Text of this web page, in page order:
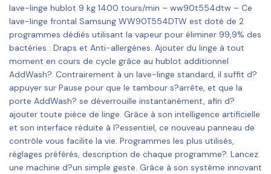
lave-linge hublot 9 kg 1400 tours/min – ww90t554dtw – Ce
lave-linge frontal Samsung WW90T554DTW est doté de 2
programmes dédiés utilisant la vapeur pour éliminer 99,9% des
bactéries : Draps et Anti-allergènes. Ajouter du linge à tout
moment en cours de cycle grâce au hublot additionnel
AddWash?. Contrairement à un lave-linge standard, il suffit d?
appuyer sur Pause pour que le tambour s?arrête, et que la
porte AddWash? se déverrouille instantanément, afin d?
ajouter toute pièce de linge. Grâce à son intelligence artificielle
et son interface réduite à l?essentiel, ce nouveau panneau de
contrôle vous facilite la vie. Programmes les plus utilisés,
réglages préférés, description de chaque programme?. Lancez
une machine d?un simple geste. Grâce à son système innovant